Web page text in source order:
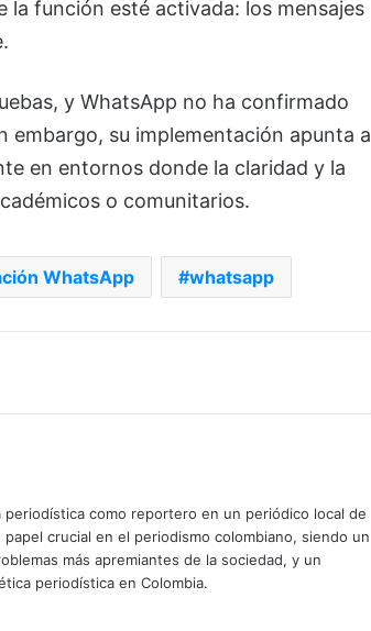
la función esté activada: los mensajes
y WhatsApp no ha confirmado
embargo, su implementación apunta a
en entornos donde la claridad y la
o comunitarios.
WhatsApp whatsapp
como reportero en un periódico local de
crucial en el periodismo colombiano, siendo un
más apremiantes de la sociedad, y un
periodística en Colombia.